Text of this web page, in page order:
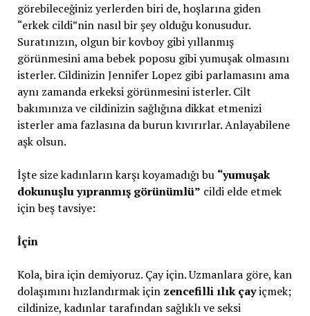
görebileceğiniz yerlerden biri de, hoşlarına giden
“erkek cildi”nin nasıl bir şey olduğu konusudur.
Suratınızın, olgun bir kovboy gibi yıllanmış
görünmesini ama bebek poposu gibi yumuşak olmasını
isterler. Cildinizin Jennifer Lopez gibi parlamasını ama
aynı zamanda erkeksi görünmesini isterler. Cilt
bakımınıza ve cildinizin sağlığına dikkat etmenizi
isterler ama fazlasına da burun kıvırırlar. Anlayabilene
aşk olsun.
İşte size kadınların karşı koyamadığı bu “yumuşak
dokunuşlu yıpranmış görünümlü” cildi elde etmek
için beş tavsiye:
İçin
Kola, bira için demiyoruz. Çay için. Uzmanlara göre, kan
dolaşımını hızlandırmak için zencefilli ılık çayiçmek;
cildinize, kadınlar tarafından sağlıklı ve seksi